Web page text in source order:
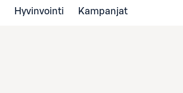
Hyvinvointi Kampanjat